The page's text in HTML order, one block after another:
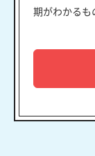
期がわかるも